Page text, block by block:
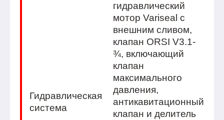
Гидравлическая
система
гидравлический
мотор Variseal с
внешним сливом,
клапан ORSI V3.1-
¾, включающий
клапан
максимального
давления,
антикавитационный
клапан и делитель